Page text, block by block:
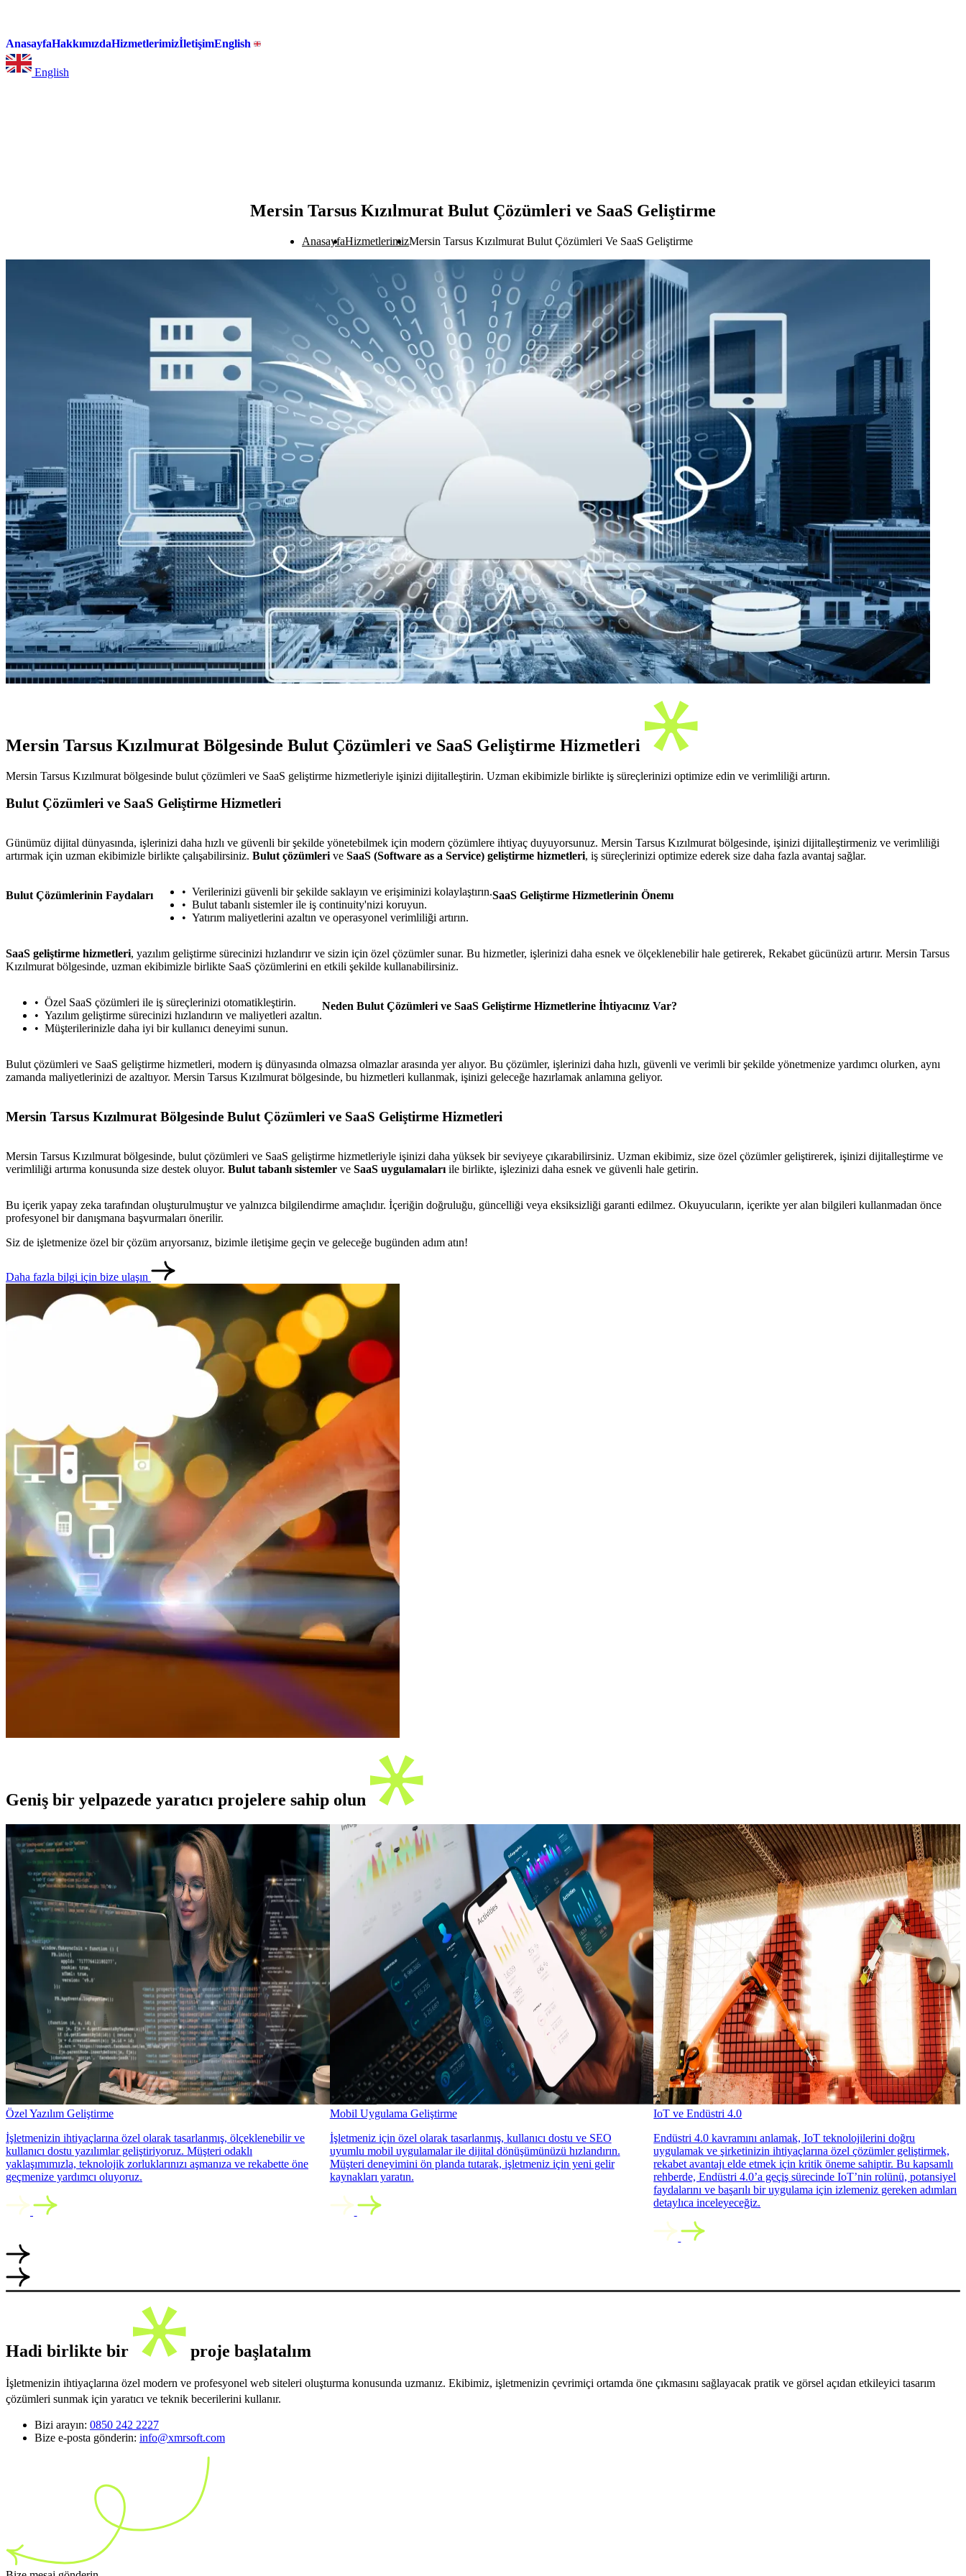
AnasayfaHakkımızdaHizmetlerimizİletişimEnglish
English
Mersin Tarsus Kızılmurat Bulut Çözümleri ve SaaS Geliştirme
AnasayfaHizmetlerimizMersin Tarsus Kızılmurat Bulut Çözümleri Ve SaaS Geliştirme
Mersin Tarsus Kızılmurat Bölgesinde Bulut Çözümleri ve SaaS Geliştirme Hizmetleri
Mersin Tarsus Kızılmurat bölgesinde bulut çözümleri ve SaaS geliştirme hizmetleriyle işinizi dijitalleştirin. Uzman ekibimizle birlikte iş süreçlerinizi optimize edin ve verimliliği artırın.
Bulut Çözümleri ve SaaS Geliştirme Hizmetleri
Günümüz dijital dünyasında, işlerinizi daha hızlı ve güvenli bir şekilde yönetebilmek için modern çözümlere ihtiyaç duyuyorsunuz. Mersin Tarsus Kızılmurat bölgesinde, işinizi dijitalleştirmeniz ve verimliliği
artırmak için uzman ekibimizle birlikte çalışabilirsiniz. Bulut çözümleri ve SaaS (Software as a Service) geliştirme hizmetleri, iş süreçlerinizi optimize ederek size daha fazla avantaj sağlar.
Bulut Çözümlerinin Faydaları
Verilerinizi güvenli bir şekilde saklayın ve erişiminizi kolaylaştırın.
Bulut tabanlı sistemler ile iş continuity'nizi koruyun.
Yatırım maliyetlerini azaltın ve operasyonel verimliliği artırın.
SaaS Geliştirme Hizmetlerinin Önemı
SaaS geliştirme hizmetleri, yazılım geliştirme sürecinizi hızlandırır ve sizin için özel çözümler sunar. Bu hizmetler, işlerinizi daha esnek ve ölçeklenebilir hale getirerek, Rekabet gücünüzü artırır. Mersin Tarsus
Kızılmurat bölgesinde, uzman ekibimizle birlikte SaaS çözümlerini en etkili şekilde kullanabilirsiniz.
Özel SaaS çözümleri ile iş süreçlerinizi otomatikleştirin.
Yazılım geliştirme sürecinizi hızlandırın ve maliyetleri azaltın.
Müşterilerinizle daha iyi bir kullanıcı deneyimi sunun.
Neden Bulut Çözümleri ve SaaS Geliştirme Hizmetlerine İhtiyacınız Var?
Bulut çözümleri ve SaaS geliştirme hizmetleri, modern iş dünyasında olmazsa olmazlar arasında yer alıyor. Bu çözümler, işlerinizi daha hızlı, güvenli ve verimli bir şekilde yönetmenize yardımcı olurken, aynı
zamanda maliyetlerinizi de azaltıyor. Mersin Tarsus Kızılmurat bölgesinde, bu hizmetleri kullanmak, işinizi geleceğe hazırlamak anlamına geliyor.
Mersin Tarsus Kızılmurat Bölgesinde Bulut Çözümleri ve SaaS Geliştirme Hizmetleri
Mersin Tarsus Kızılmurat bölgesinde, bulut çözümleri ve SaaS geliştirme hizmetleriyle işinizi daha yüksek bir seviyeye çıkarabilirsiniz. Uzman ekibimiz, size özel çözümler geliştirerek, işinizi dijitalleştirme ve
verimliliği artırma konusunda size destek oluyor. Bulut tabanlı sistemler ve SaaS uygulamaları ile birlikte, işlezinizi daha esnek ve güvenli hale getirin.
Bu içerik yapay zeka tarafından oluşturulmuştur ve yalnızca bilgilendirme amaçlıdır. İçeriğin doğruluğu, güncelliği veya eksiksizliği garanti edilmez. Okuyucuların, içerikte yer alan bilgileri kullanmadan önce
profesyonel bir danışmana başvurmaları önerilir.
Siz de işletmenize özel bir çözüm arıyorsanız, bizimle iletişime geçin ve geleceğe bugünden adım atın!
Daha fazla bilgi için bize ulaşın
Geniş bir yelpazede yaratıcı projelere sahip olun
Özel Yazılım Geliştirme
İşletmenizin ihtiyaçlarına özel olarak tasarlanmış, ölçeklenebilir ve
kullanıcı dostu yazılımlar geliştiriyoruz. Müşteri odaklı
yaklaşımımızla, teknolojik zorluklarınızı aşmanıza ve rekabette öne
geçmenize yardımcı oluyoruz.
Mobil Uygulama Geliştirme
İşletmeniz için özel olarak tasarlanmış, kullanıcı dostu ve SEO
uyumlu mobil uygulamalar ile dijital dönüşümünüzü hızlandırın.
Müşteri deneyimini ön planda tutarak, işletmeniz için yeni gelir
kaynakları yaratın.
IoT ve Endüstri 4.0
Endüstri 4.0 kavramını anlamak, IoT teknolojilerini doğru
uygulamak ve şirketinizin ihtiyaçlarına özel çözümler geliştirmek,
rekabet avantajı elde etmek için kritik öneme sahiptir. Bu kapsamlı
rehberde, Endüstri 4.0’a geçiş sürecinde IoT’nin rolünü, potansiyel
faydalarını ve başarılı bir uygulama için izlemeniz gereken adımları
detaylıca inceleyeceğiz.
Hadi birlikte bir proje başlatalım
İşletmenizin ihtiyaçlarına özel modern ve profesyonel web siteleri oluşturma konusunda uzmanız. Ekibimiz, işletmenizin çevrimiçi ortamda öne çıkmasını sağlayacak pratik ve görsel açıdan etkileyici tasarım
çözümleri sunmak için yaratıcı ve teknik becerilerini kullanır.
Bizi arayın: 0850 242 2227
Bize e-posta gönderin: info@xmrsoft.com